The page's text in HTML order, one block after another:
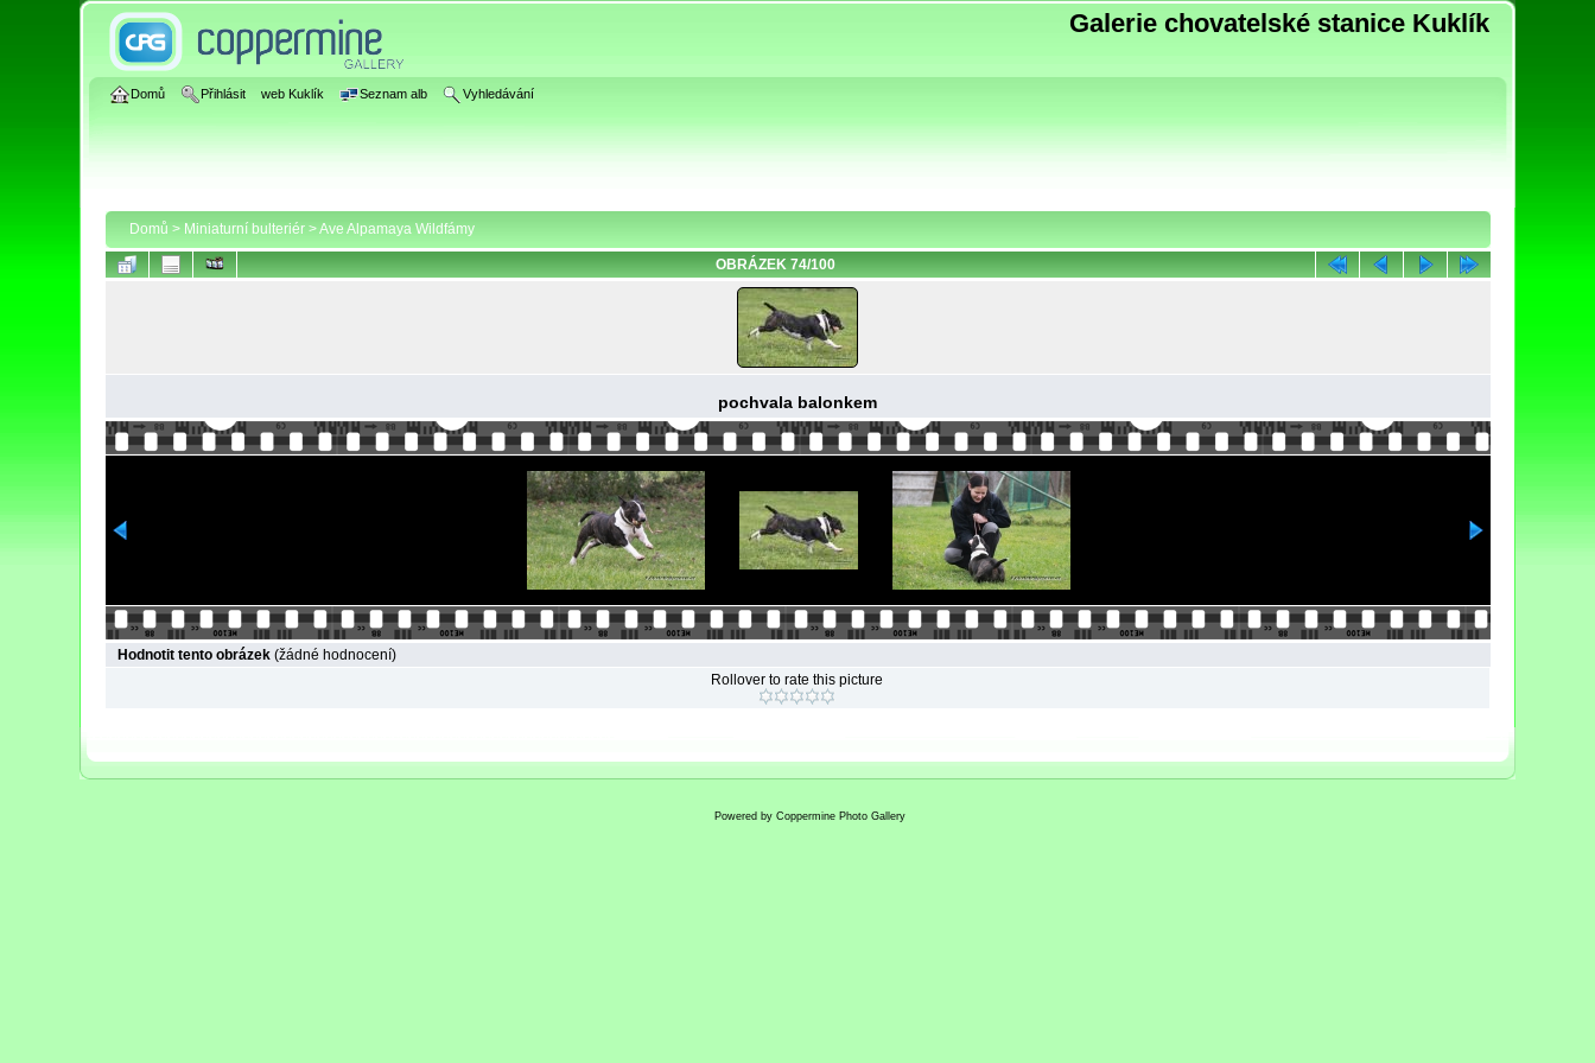
Galerie chovatelské stanice Kuklík
Domů Přihlásit web Kuklík Seznam alb Vyhledávání
Domů > Miniaturní bulteriér>Ave Alpamaya Wildfámy
OBRÁZEK 74/100
pochvala balonkem
Hodnotit tento obrázek (žádné hodnocení)
Rollover to rate this picture
Powered by Coppermine Photo Gallery